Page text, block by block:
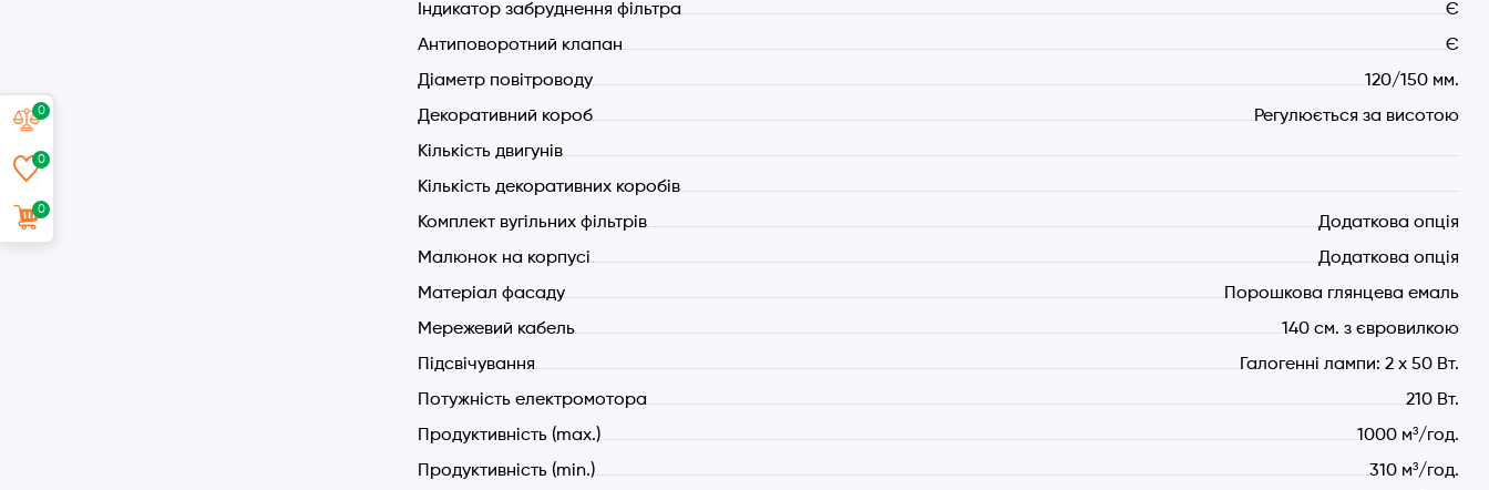
0
0
0
Діаметр повітроводу: 120/150 мм
Антиповоротний клапан
Індикатор забруднення фільтра
Є
Антиповоротний клапан
Є
Діаметр повітроводу
120/150 мм.
Декоративний короб
Регулюється за висотою
Кількість двигунів
Кількість декоративних коробів
Комплект вугільних фільтрів
Додаткова опція
Малюнок на корпусі
Додаткова опція
Матеріал фасаду
Порошкова глянцева емаль
Мережевий кабель
140 см. з євровилкою
Підсвічування
Галогенні лампи: 2 х 50 Вт.
Потужність електромотора
210 Вт.
Продуктивність (max.)
1000 м³/год.
Продуктивність (min.)
310 м³/год.